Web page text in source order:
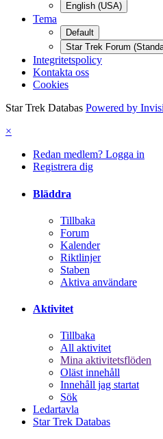
English (USA)
Tema
Default
Star Trek Forum
Integritetspolicy
Kontakta oss
Cookies
Star Trek Databas Powered by
×
Redan medlem? Logga in
Registrera dig
Bläddra
Tillbaka
Forum
Kalender
Riktlinjer
Staben
Aktiva användare
Aktivitet
Tillbaka
All aktivitet
Mina aktivitetsflöden
Oläst innehåll
Innehåll jag startat
Sök
Ledartavla
Star Trek Databas